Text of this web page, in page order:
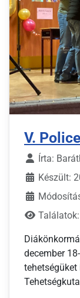
V.
Írta:
Készült:
december